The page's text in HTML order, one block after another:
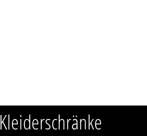
Kleiderschränke